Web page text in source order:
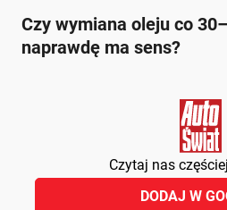
Czy wymiana oleju co
naprawdę ma sens?
Czytaj nas
DODAJ W